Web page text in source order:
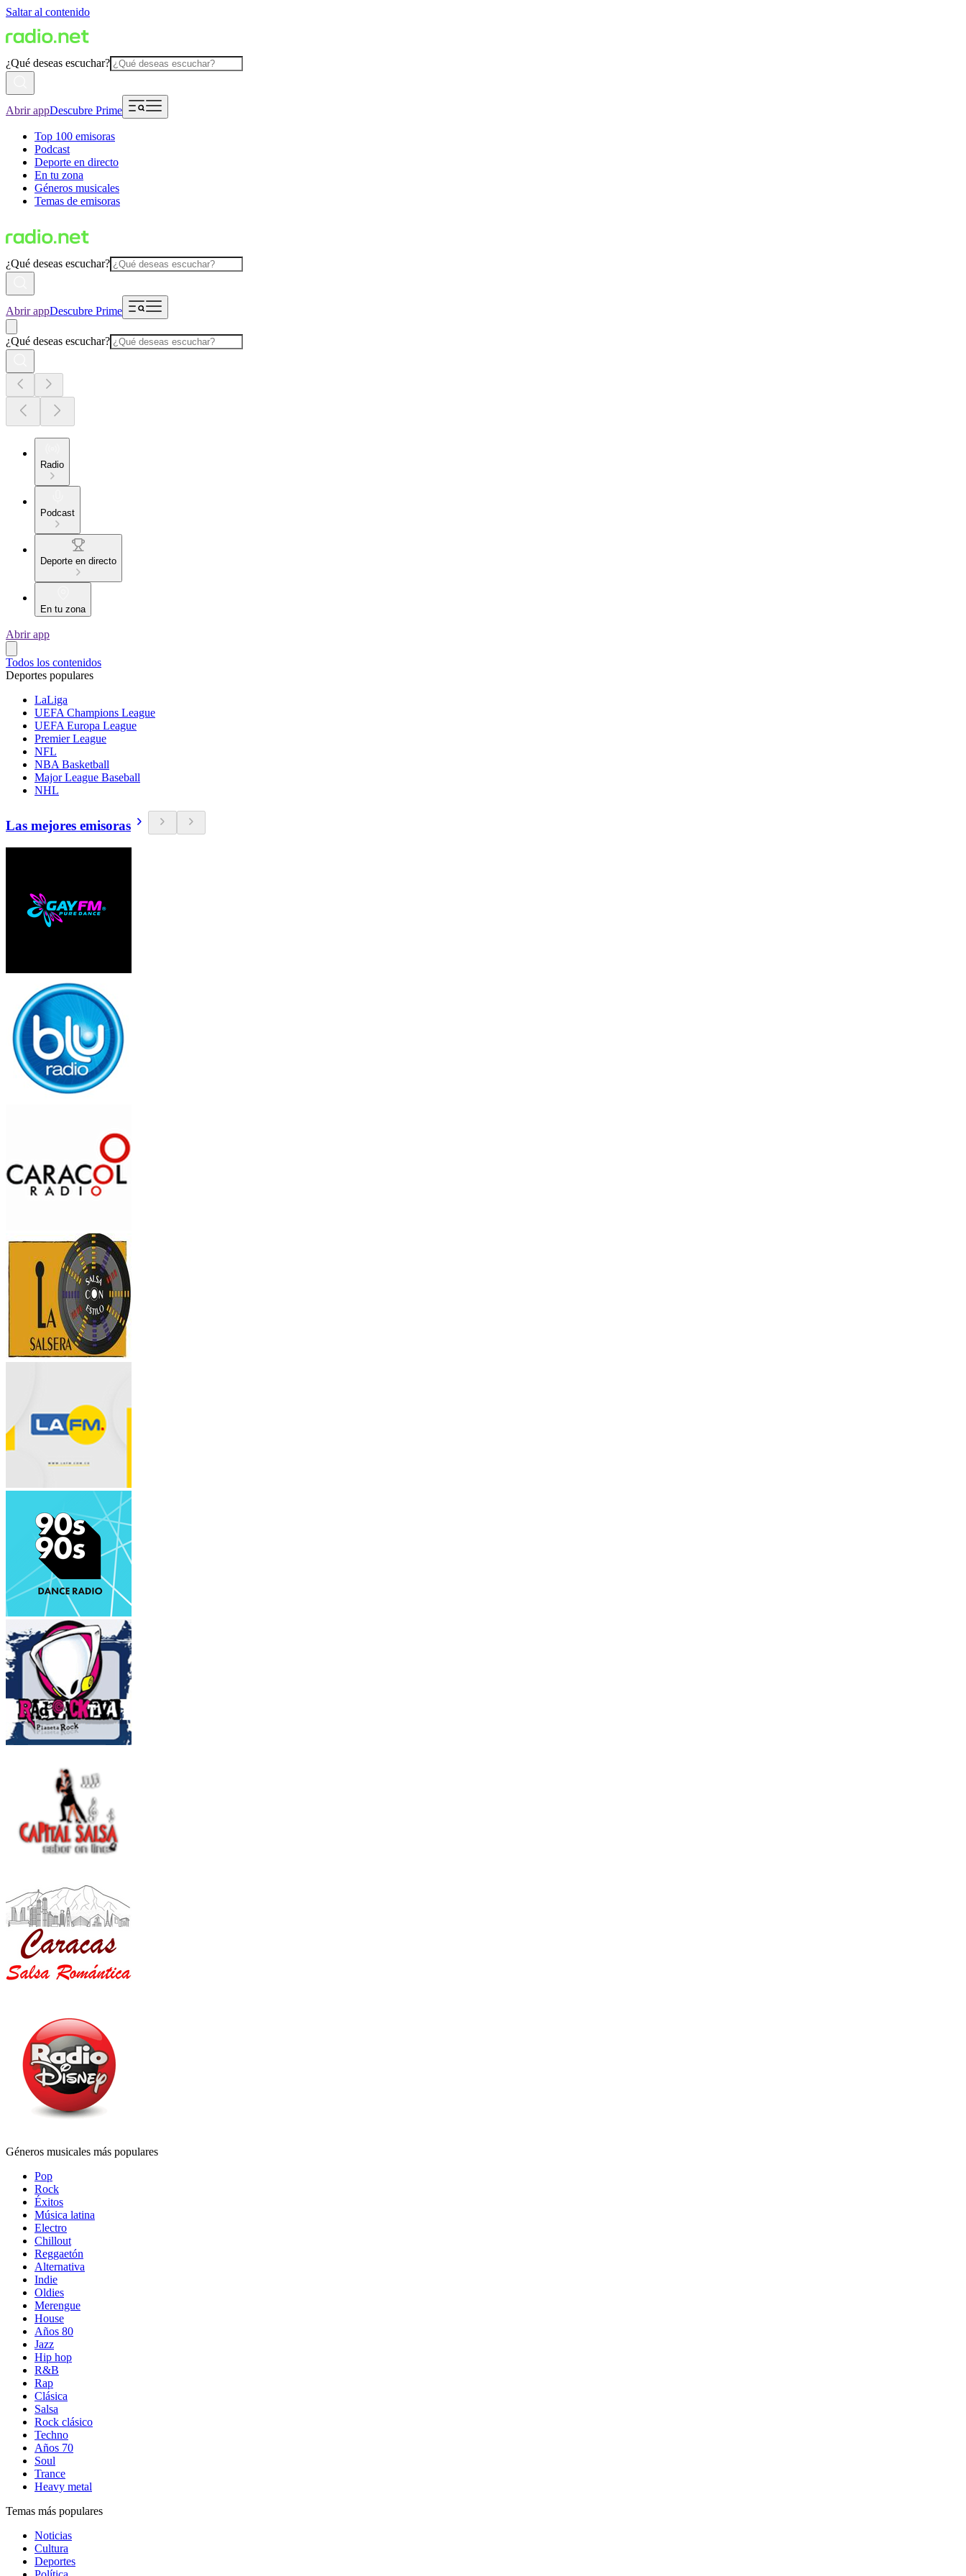
Saltar al contenido
¿Qué deseas escuchar?
Abrir appDescubre Prime
Top 100 emisoras
Podcast
Deporte en directo
En tu zona
Géneros musicales
Temas de emisoras
¿Qué deseas escuchar?
Abrir appDescubre Prime
¿Qué deseas escuchar?
Radio
Podcast
Deporte en directo
En tu zona
Abrir app
Todos los contenidos
Deportes populares
LaLiga
UEFA Champions League
UEFA Europa League
Premier League
NFL
NBA Basketball
Major League Baseball
NHL
Las mejores emisoras
Géneros musicales más populares
Pop
Rock
Éxitos
Música latina
Electro
Chillout
Reggaetón
Alternativa
Indie
Oldies
Merengue
House
Años 80
Jazz
Hip hop
R&B
Rap
Clásica
Salsa
Rock clásico
Techno
Años 70
Soul
Trance
Heavy metal
Temas más populares
Noticias
Cultura
Deportes